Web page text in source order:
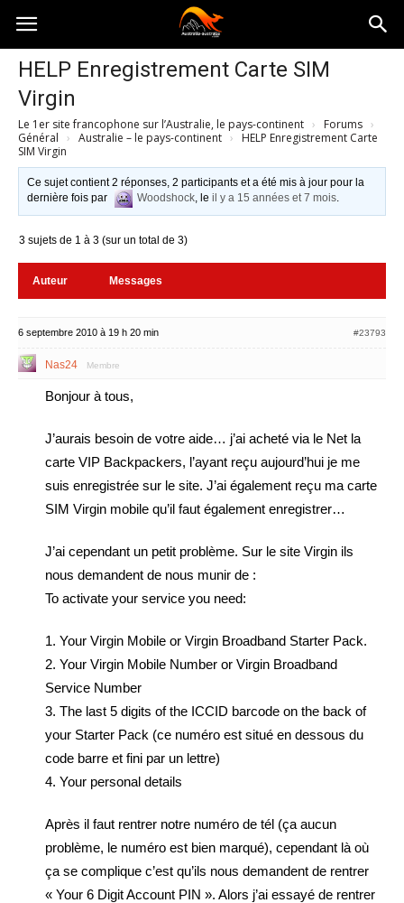
Australia-
australie.com
HELP Enregistrement Carte SIM
Virgin
Le 1er site francophone sur l’Australie, le pays-continent › Forums ›
Général › Australie – le pays-continent ›
HELP Enregistrement Carte
SIM Virgin
Ce sujet contient 2 réponses, 2 participants et a été mis à jour pour la
dernière fois par
Woodshock, leil y a 15 années et 7 mois.
3 sujets de 1 à 3 (sur un total de 3)
Auteur Messages
6 septembre 2010 à 19 h 20 min #23793
Nas24 Membre
Bonjour à tous,
J’aurais besoin de votre aide… j’ai acheté via le Net la
carte VIP Backpackers, l’ayant reçu aujourd’hui je me
suis enregistrée sur le site. J’ai également reçu ma carte
SIM Virgin mobile qu’il faut également enregistrer…
J’ai cependant un petit problème. Sur le site Virgin ils
nous demandent de nous munir de :
To activate your service you need:
1. Your Virgin Mobile or Virgin Broadband Starter Pack.
2. Your Virgin Mobile Number or Virgin Broadband
Service Number
3. The last 5 digits of the ICCID barcode on the back of
your Starter Pack (ce numéro est situé en dessous du
code barre et fini par un lettre)
4. Your personal details
Après il faut rentrer notre numéro de tél (ça aucun
problème, le numéro est bien marqué), cependant là où
ça se complique c’est qu’ils nous demandent de rentrer
« Your 6 Digit Account PIN ». Alors j’ai essayé de rentrer